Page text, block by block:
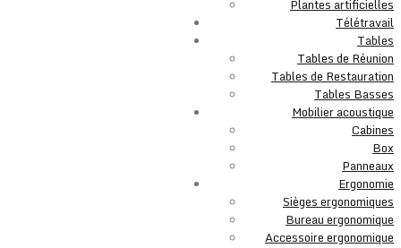
Plantes artificielles
Télétravail
Tables
Tables de Réunion
Tables de Restauration
Tables Basses
Mobilier acoustique
Cabines
Box
Panneaux
Ergonomie
Sièges ergonomiques
Bureau ergonomique
Accessoire ergonomique